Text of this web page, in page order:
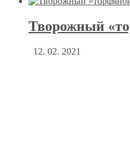
Творожный
12. 02. 2021